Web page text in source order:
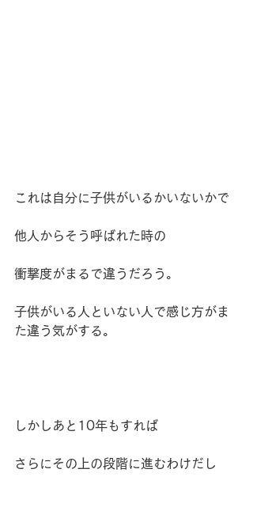
これは自分に子供がいるかいないかで
他人からそう呼ばれた時の
衝撃度がまるで違うだろう。
子供がいる人といない人で感じ方がま
た違う気がする。
しかしあと10年もすれば
さらにその上の段階に進むわけだし